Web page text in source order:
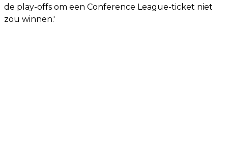
de play-offs om een Conference League-ticket niet
zou winnen.'